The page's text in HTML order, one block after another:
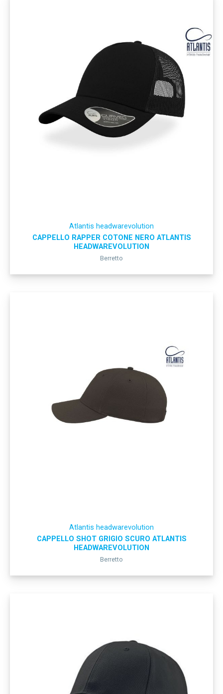
Atlantis headwarevolution
CAPPELLO RAPPER COTONE NERO ATLANTIS
HEADWAREVOLUTION
Berretto
Atlantis headwarevolution
CAPPELLO SHOT GRIGIO SCURO ATLANTIS
HEADWAREVOLUTION
Berretto